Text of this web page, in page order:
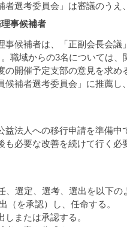
者選考委員会」は審議のう
理事候補者
候補者は、「正副会長会議
職域からの3名については
の開催予定支部の意見を求
候補者選考委員会」に推薦
法人への移行申請を準備中
も必要な改善を続けて行く必
、選定、選考、選出を以下
を承認）し、任命する。
または承認する。